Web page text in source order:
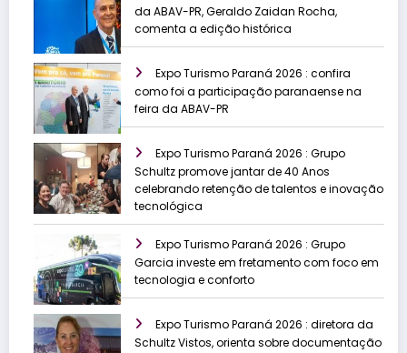
da ABAV-PR, Geraldo Zaidan Rocha,
comenta a edição histórica
Expo Turismo Paraná 2026 : confira
como foi a participação paranaense na
feira da ABAV-PR
Expo Turismo Paraná 2026 : Grupo
Schultz promove jantar de 40 Anos
celebrando retenção de talentos e inovação
tecnológica
Expo Turismo Paraná 2026 : Grupo
Garcia investe em fretamento com foco em
tecnologia e conforto
Expo Turismo Paraná 2026 : diretora da
Schultz Vistos, orienta sobre documentação